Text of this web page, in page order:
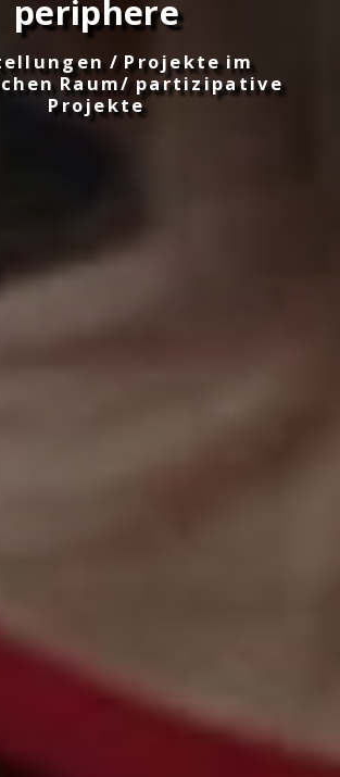
periphere
/ Projekte im
Raum/ partizipative
Projekte